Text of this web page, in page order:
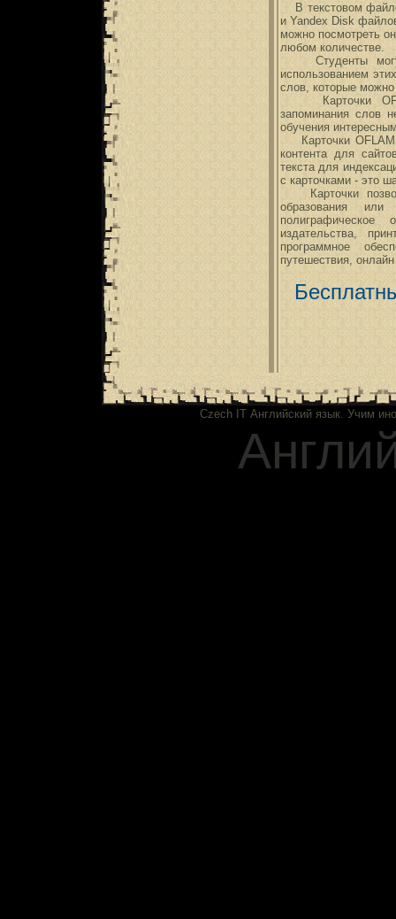
В текстовом
и Yandex Disk
можно посмотреть
любом количестве.
Студенты могут
использованием
слов, которые можно
Карточки
запоминания слов
обучения
Карточки
контента для
текста для
с карточками - это
Карточки
образования
издательства,
программное
путешествия,
Czech IT Английский язык. Учим